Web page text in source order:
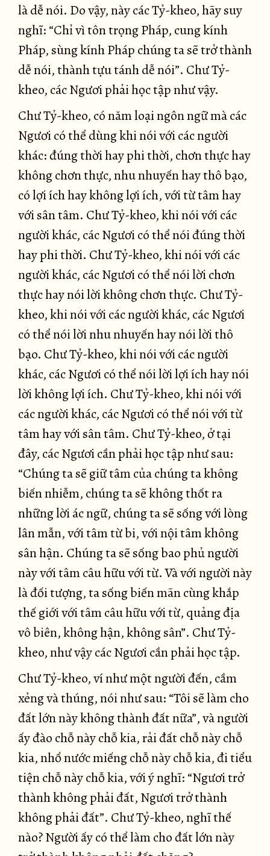
là dễ nói. Do vậy, này các Tỷ-kheo, hãy suy
nghĩ: “Chỉ vì tôn trọng Pháp, cung kính
Pháp, sùng kính Pháp chúng ta sẽ trở thành
dễ nói, thành tựu tánh dễ nói”. Chư Tỷ-
kheo, các Ngươi phải học tập như vậy.
Chư Tỷ-kheo, có năm loại ngôn ngữ mà các
Ngươi có thể dùng khi nói với các người
khác: đúng thời hay phi thời, chơn thực hay
không chơn thực, nhu nhuyến hay thô bạo,
có lợi ích hay không lợi ích, với từ tâm hay
với sân tâm. Chư Tỷ-kheo, khi nói với các
người khác, các Ngươi có thể nói đúng thời
hay phi thời. Chư Tỷ-kheo, khi nói với các
người khác, các Ngươi có thể nói lời chơn
thực hay nói lời không chơn thực. Chư Tỷ-
kheo, khi nói với các người khác, các Ngươi
có thể nói lời nhu nhuyến hay nói lời thô
bạo. Chư Tỷ-kheo, khi nói với các người
khác, các Ngươi có thể nói lời lợi ích hay nói
lời không lợi ích. Chư Tỷ-kheo, khi nói với
các người khác, các Ngươi có thể nói với từ
tâm hay với sân tâm. Chư Tỷ-kheo, ở tại
đây, các Ngươi cần phải học tập như sau:
“Chúng ta sẽ giữ tâm của chúng ta không
biến nhiễm, chúng ta sẽ không thốt ra
những lời ác ngữ, chúng ta sẽ sống với lòng
lân mẫn, với tâm từ bi, với nội tâm không
sân hận. Chúng ta sẽ sống bao phủ người
này với tâm câu hữu với từ. Và với người này
là đối tượng, ta sống biến mãn cùng khắp
thế giới với tâm câu hữu với từ, quảng địa
vô biên, không hận, không sân”. Chư Tỷ-
kheo, như vậy các Ngươi cần phải học tập.
Chư Tỷ-kheo, ví như một người đến, cầm
xẻng và thúng, nói như sau: “Tôi sẽ làm cho
đất lớn này không thành đất nữa”, và người
ấy đào chỗ này chỗ kia, rải đất chỗ này chỗ
kia, nhổ nước miếng chỗ này chỗ kia, đi tiểu
tiện chỗ này chỗ kia, với ý nghĩ: “Ngươi trở
thành không phải đất, Ngươi trở thành
không phải đất”. Chư Tỷ-kheo, nghĩ thế
nào? Người ấy có thể làm cho đất lớn này